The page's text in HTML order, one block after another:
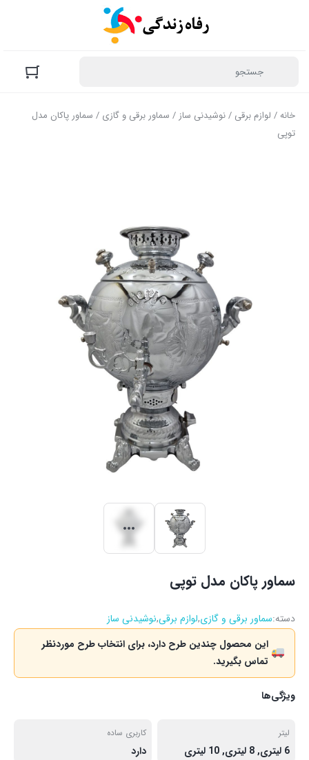
خانه/ لوازم برقی /نوشیدنی ساز / سماور برقی و گازی / سماور پاکان مدل
توپی
سماور پاکان مدل توپی
دسته:سماور برقی و گازی,لوازم برقی,نوشیدنی ساز
این محصول چندین طرح دارد، برای انتخاب طرح موردنظر
تماس بگیرید.
ویژگی‌ها
لیتر
6 لیتری, 8 لیتری, 10 لیتری
کاربری ساده
دارد